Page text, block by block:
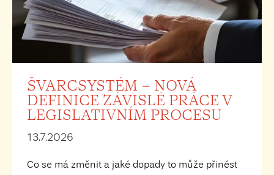
ŠVARCSYSTÉM – NOVÁ
DEFINICE ZÁVISLÉ PRÁCE V
LEGISLATIVNÍM PROCESU
13.7.2026
Co se má změnit a jaké dopady to může přinést